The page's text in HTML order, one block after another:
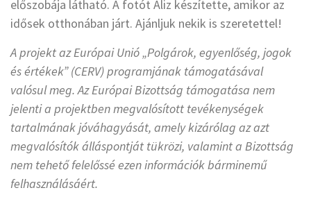
előszobája látható. A fotót Aliz készítette, amikor az
idősek otthonában járt. Ajánljuk nekik is szeretettel!
A projekt az Európai Unió „Polgárok, egyenlőség, jogok
és értékek” (CERV) programjának támogatásával
valósul meg. Az Európai Bizottság támogatása nem
jelenti a projektben megvalósított tevékenységek
tartalmának jóváhagyását, amely kizárólag az azt
megvalósítók álláspontját tükrözi, valamint a Bizottság
nem tehető felelőssé ezen információk bárminemű
felhasználásáért.